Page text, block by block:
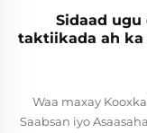
Sidaad
taktiikada ah ka
Waa maxay
Saabsan iyo